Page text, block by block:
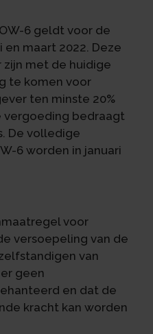
6 geldt voor de
maart 2022. Deze
met de huidige
te komen voor
ten minste 20%
vergoeding bedraagt
De volledige
6 worden in januari
voor
versoepeling van de
van
geen
en dat de
kracht kan worden